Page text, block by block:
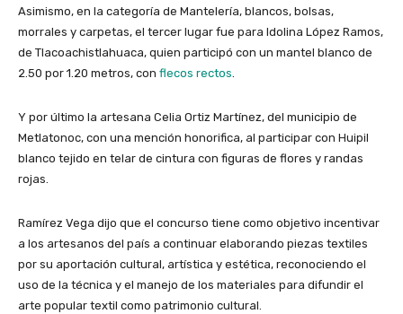
Asimismo, en la categoría de Mantelería, blancos, bolsas,
morrales y carpetas, el tercer lugar fue para Idolina López Ramos,
de Tlacoachistlahuaca, quien participó con un mantel blanco de
2.50 por 1.20 metros, con flecos rectos.
Y por último la artesana Celia Ortiz Martínez, del municipio de
Metlatonoc, con una mención honorifica, al participar con Huipil
blanco tejido en telar de cintura con figuras de flores y randas
rojas.
Ramírez Vega dijo que el concurso tiene como objetivo incentivar
a los artesanos del país a continuar elaborando piezas textiles
por su aportación cultural, artística y estética, reconociendo el
uso de la técnica y el manejo de los materiales para difundir el
arte popular textil como patrimonio cultural.